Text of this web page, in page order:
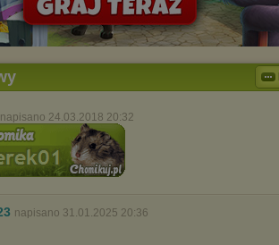
napisano 24.03.2018 20:32
napisano 31.01.2025 20:36